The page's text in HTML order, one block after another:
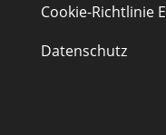
Cookie-Richtlinie
Datenschutz